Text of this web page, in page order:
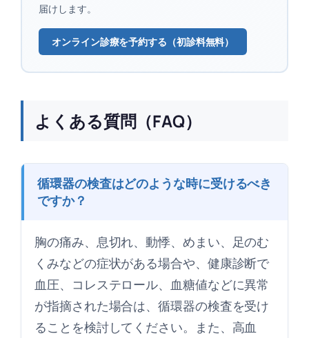
届けします。
オンライン診療を予約する（初診料無料）
よくある質問（FAQ）
循環器の検査はどのような時に受けるべき
ですか？
胸の痛み、息切れ、動悸、めまい、足のむ
くみなどの症状がある場合や、健康診断で
血圧、コレステロール、血糖値などに異常
が指摘された場合は、循環器の検査を受け
ることを検討してください。また、高血